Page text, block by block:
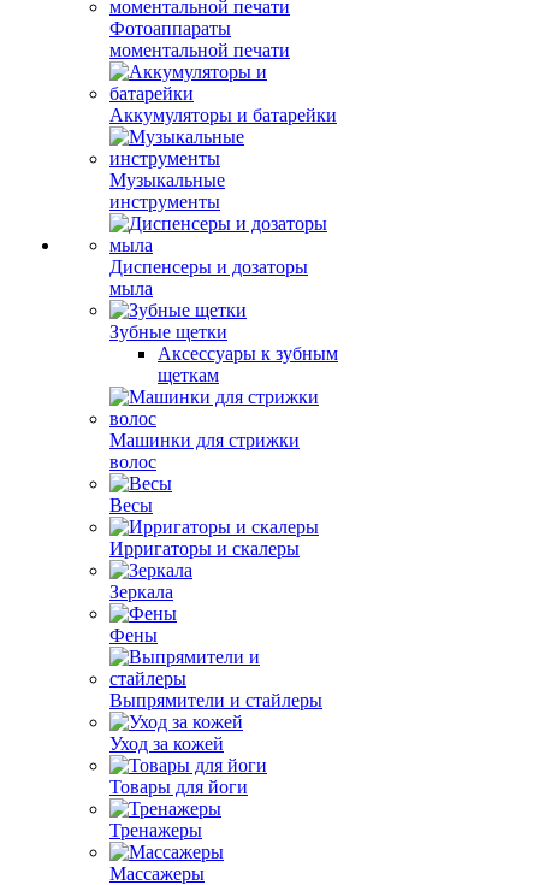
Фотоаппараты
моментальной печати
Аккумуляторы и батарейки
Музыкальные
инструменты
Диспенсеры и дозаторы
мыла
Зубные щетки
Аксессуары к зубным
щеткам
Машинки для стрижки
волос
Весы
Ирригаторы и скалеры
Зеркала
Фены
Выпрямители и стайлеры
Уход за кожей
Товары для йоги
Тренажеры
Массажеры